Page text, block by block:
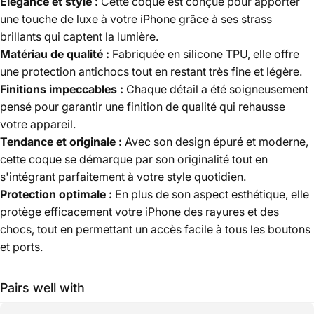
une touche de luxe à votre iPhone grâce à ses strass
brillants qui captent la lumière.
Matériau de qualité : Fabriquée en silicone TPU, elle offre
une protection antichocs tout en restant très fine et légère.
Finitions impeccables : Chaque détail a été soigneusement
pensé pour garantir une finition de qualité qui rehausse
votre appareil.
Tendance et originale : Avec son design épuré et moderne,
cette coque se démarque par son originalité tout en
s'intégrant parfaitement à votre style quotidien.
Protection optimale : En plus de son aspect esthétique, elle
protège efficacement votre iPhone des rayures et des
chocs, tout en permettant un accès facile à tous les boutons
et ports.
Pairs well with